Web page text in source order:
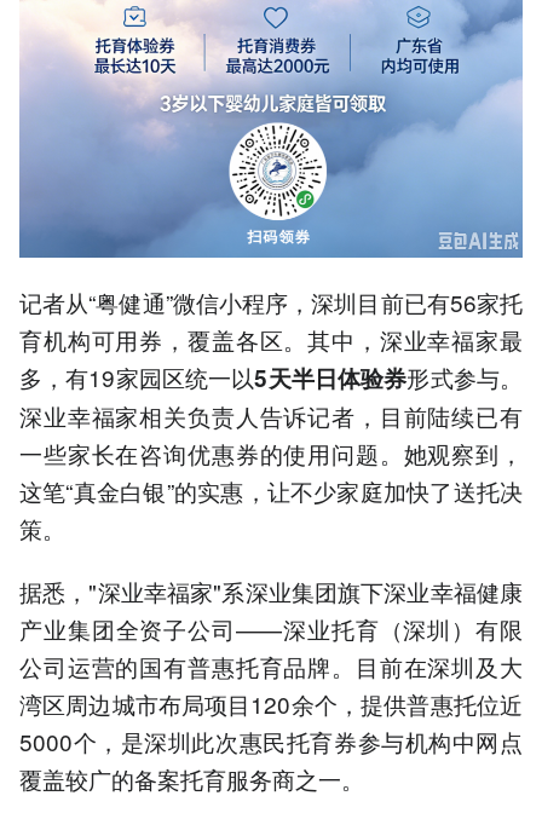
记者从“粤健通”微信小程序，深圳目前已有56家托
育机构可用券，覆盖各区。其中，深业幸福家最
多，有19家园区统一以5天半日体验券形式参与。
深业幸福家相关负责人告诉记者，目前陆续已有
一些家长在咨询优惠券的使用问题。她观察到，
这笔“真金白银”的实惠，让不少家庭加快了送托决
策。
据悉，"深业幸福家"系深业集团旗下深业幸福健康
产业集团全资子公司——深业托育（深圳）有限
公司运营的国有普惠托育品牌。目前在深圳及大
湾区周边城市布局项目120余个，提供普惠托位近
5000个，是深圳此次惠民托育券参与机构中网点
覆盖较广的备案托育服务商之一。